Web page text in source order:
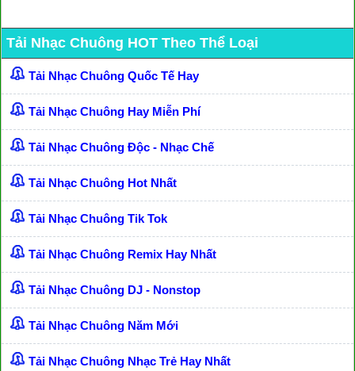
Tải Nhạc Chuông HOT Theo Thể Loại
Tải Nhạc Chuông Quốc Tế Hay
Tải Nhạc Chuông Hay Miễn Phí
Tải Nhạc Chuông Độc - Nhạc Chế
Tải Nhạc Chuông Hot Nhất
Tải Nhạc Chuông Tik Tok
Tải Nhạc Chuông Remix Hay Nhất
Tải Nhạc Chuông DJ - Nonstop
Tải Nhạc Chuông Năm Mới
Tải Nhạc Chuông Nhạc Trẻ Hay Nhất